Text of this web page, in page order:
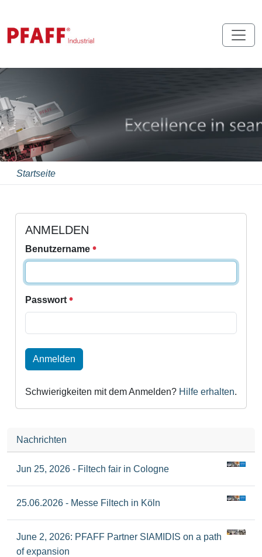
Startseite
ANMELDEN
Benutzername
Passwort
Anmelden
Schwierigkeiten mit dem Anmelden? Hilfe erhalten.
Nachrichten
Jun 25, 2026 - Filtech fair in Cologne
25.06.2026 - Messe Filtech in Köln
June 2, 2026: PFAFF Partner SIAMIDIS on a path
of expansion